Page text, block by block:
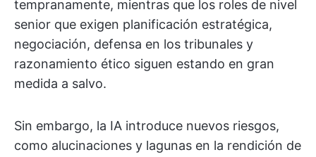
tempranamente, mientras que los roles de nivel
senior que exigen planificación estratégica,
negociación, defensa en los tribunales y
razonamiento ético siguen estando en gran
medida a salvo.
Sin embargo, la IA introduce nuevos riesgos,
como alucinaciones y lagunas en la rendición de